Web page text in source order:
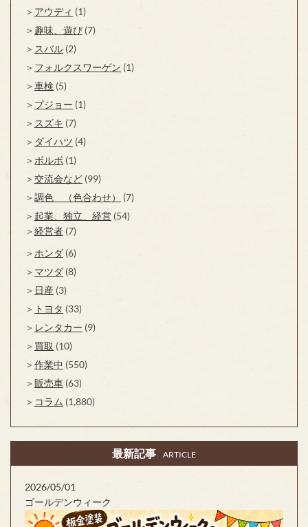
アウディ (1)
趣味、遊び (7)
スバル (2)
フォルクスワーゲン (1)
車検 (5)
プジョー (1)
スズキ (7)
ダイハツ (4)
ボルボ (1)
交流会など (99)
調色 （色合わせ）
(7)
起業、独立、経営 (54)
経営者 (7)
ホンダ (6)
マツダ (8)
日産 (3)
トヨタ (33)
レンタカー (9)
買取 (10)
作業中 (550)
販売車 (63)
コラム (1,880)
最新記事 ARTICLE
2026/05/01
ゴールデンウィーク